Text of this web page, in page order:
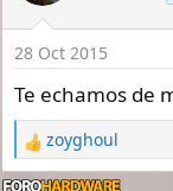
28 Oct 2015
Te echamos de
R
e
zoyghoul